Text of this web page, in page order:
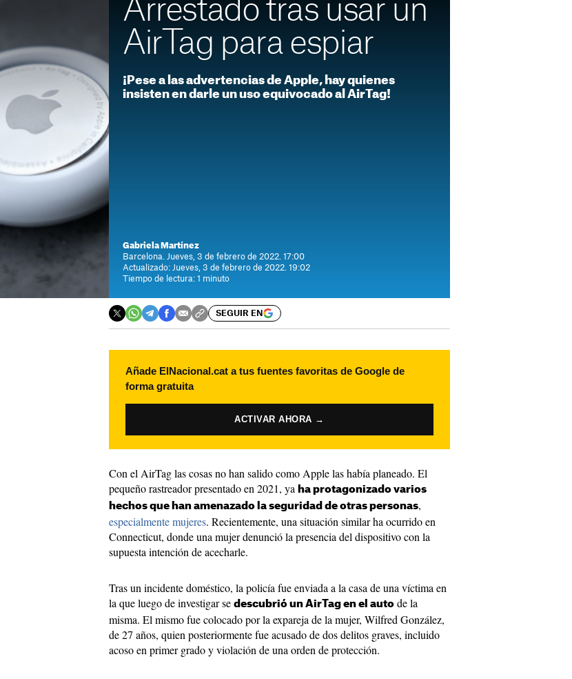
Arrestado tras usar un
AirTag para espiar
¡Pese a las advertencias de Apple, hay quienes
insisten en darle un uso equivocado al AirTag!
Gabriela Martínez
Barcelona. Jueves, 3 de febrero de 2022. 17:00
Actualizado: Jueves, 3 de febrero de 2022. 19:02
Tiempo de lectura: 1 minuto
SEGUIR EN
Añade ElNacional.cat a tus fuentes favoritas de Google de
forma gratuita
ACTIVAR AHORA →
Con el AirTag las cosas no han salido como Apple las había planeado. El
pequeño rastreador presentado en 2021, ya ha protagonizado varios
hechos que han amenazado la seguridad de otras personas,
especialmente mujeres. Recientemente, una situación similar ha ocurrido en
Connecticut, donde una mujer denunció la presencia del dispositivo con la
supuesta intención de acecharle.
Tras un incidente doméstico, la policía fue enviada a la casa de una víctima en
la que luego de investigar se descubrió un AirTag en el auto de la
misma. El mismo fue colocado por la expareja de la mujer, Wilfred González,
de 27 años, quien posteriormente fue acusado de dos delitos graves, incluido
acoso en primer grado y violación de una orden de protección.